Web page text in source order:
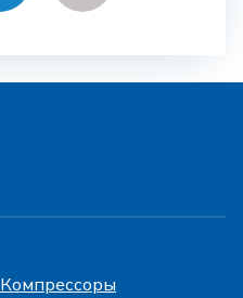
Компрессоры